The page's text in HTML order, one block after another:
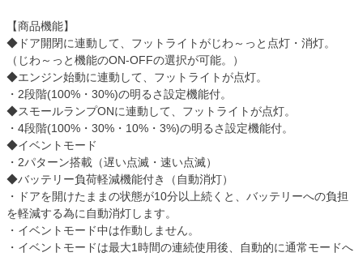
【商品機能】
◆ドア開閉に連動して、フットライトがじわ～っと点灯・消灯。
（じわ～っと機能のON-OFFの選択が可能。）
◆エンジン始動に連動して、フットライトが点灯。
・2段階(100%・30%)の明るさ設定機能付。
◆スモールランプONに連動して、フットライトが点灯。
・4段階(100%・30%・10%・3%)の明るさ設定機能付。
◆イベントモード
・2パターン搭載（遅い点滅・速い点滅）
◆バッテリー負荷軽減機能付き（自動消灯）
・ドアを開けたままの状態が10分以上続くと、バッテリーへの負担
を軽減する為に自動消灯します。
・イベントモード中は作動しません。
・イベントモードは最大1時間の連続使用後、自動的に通常モードへ